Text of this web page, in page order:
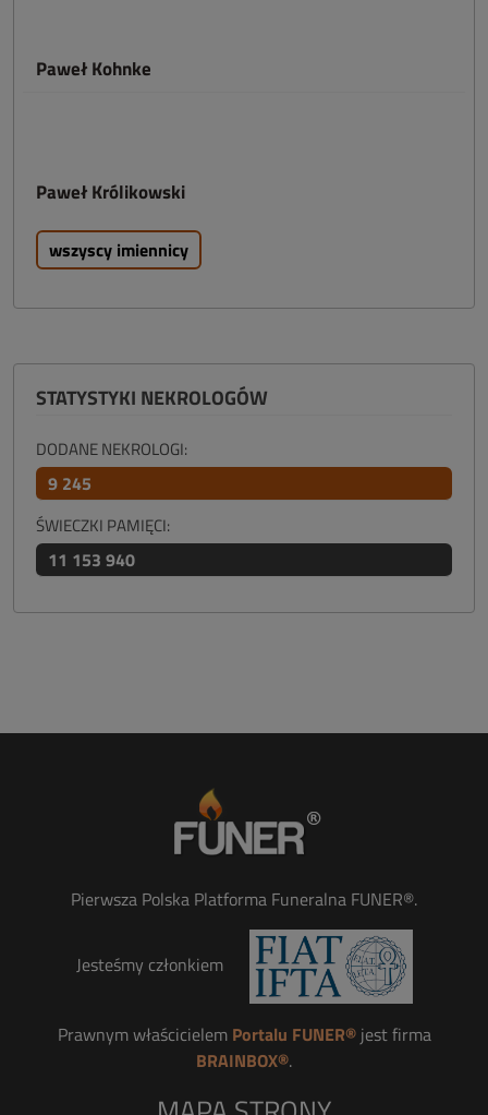
Paweł Kohnke
Paweł Królikowski
wszyscy imiennicy
STATYSTYKI NEKROLOGÓW
DODANE NEKROLOGI:
9 245
ŚWIECZKI PAMIĘCI:
11 153 940
Pierwsza Polska Platforma Funeralna FUNER®.
Jesteśmy członkiem
Prawnym właścicielem Portalu FUNER®jest firma
BRAINBOX®.